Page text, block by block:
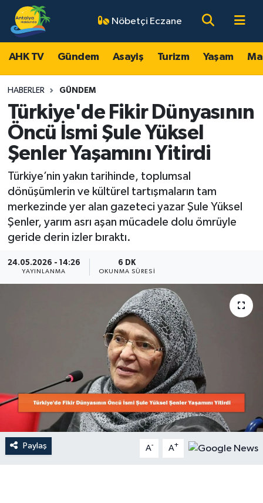
Nöbetçi Eczane
AHK TV Gündem Asayiş Turizm Yaşam
HABERLER GÜNDEM
Türkiye'de Fikir Dünyasının
Öncü İsmi Şule Yüksel
Şenler Yaşamını Yitirdi
Türkiye’nin yakın tarihinde, toplumsal
dönüşümlerin ve kültürel tartışmaların tam
merkezinde yer alan gazeteci yazar Şule Yüksel
Şenler, yarım asrı aşan mücadele dolu ömrüyle
geride derin izler bıraktı.
24.05.2026 - 14:26
YAYINLANMA
6 DK
OKUNMA SÜRESI
Paylaş A- A+
AHK TV
Gündem
Asayiş
Turizm
Magazin
Ekonomi
Dünya
Antalya Nöbetçi Eczaneler
Antalya Hava Durumu
Antalya Namaz Vakitleri
Antalya Trafik Yoğunluk Haritası
Süper Lig Puan Durumu ve Fikstür
Tüm Manşetler
Son Dakika Haberleri